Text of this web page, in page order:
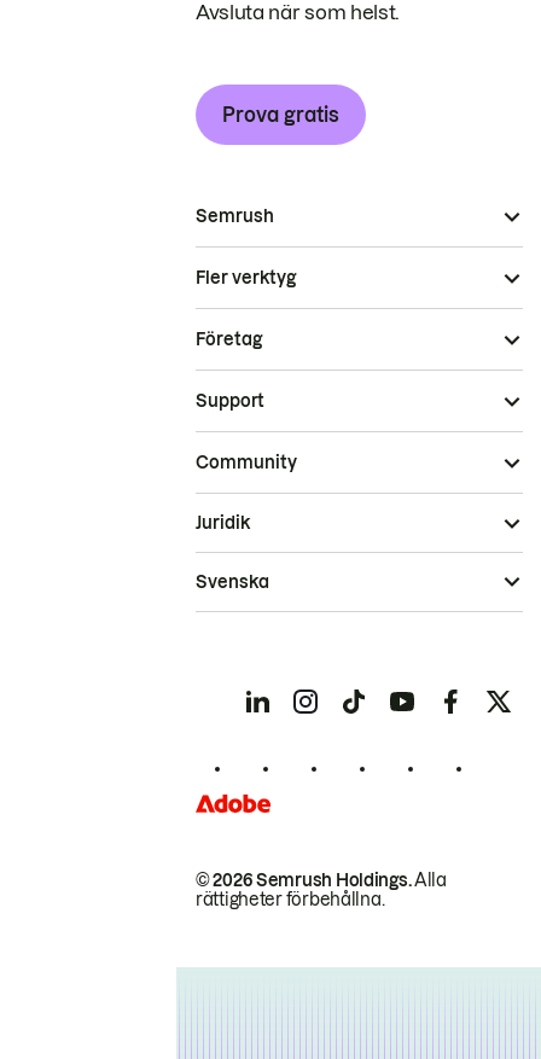
Avsluta när som helst.
Prova gratis
Semrush
Fler verktyg
Företag
Support
Community
© 2026 Semrush Holdings.Alla
rättigheter förbehållna.
Juridik
Svenska